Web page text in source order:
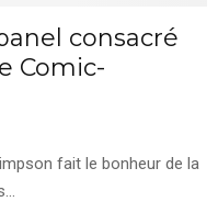
consacré
Comic-
fait le bonheur de la